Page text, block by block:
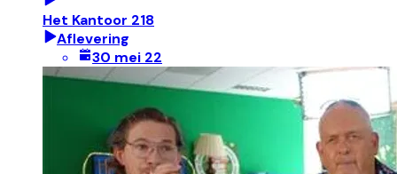
Het Kantoor 218
Aflevering
30 mei 22